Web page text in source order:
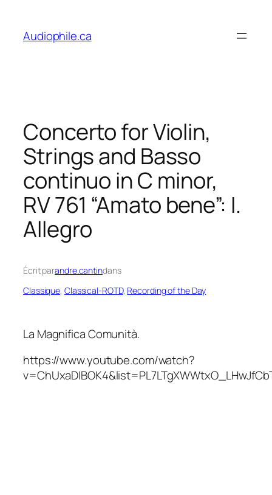
content
Audiophile.ca
Concerto for Violin,
Strings and Basso
continuo in C minor,
RV 761 “Amato bene”: I.
Allegro
Écrit parandre.cantindans
Classique, Classical-ROTD, Recording of the Day
La Magnifica Comunità.
https://www.youtube.com/watch?